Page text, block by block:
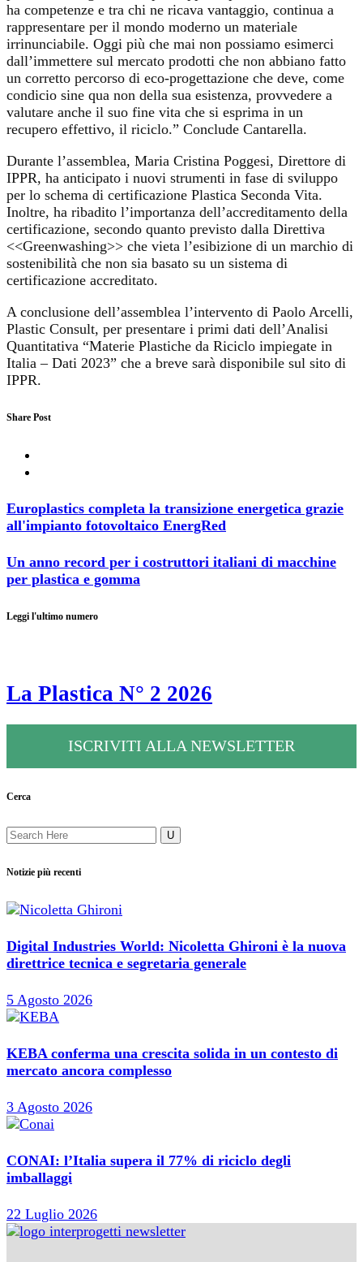
ha competenze e tra chi ne ricava vantaggio, continua a
rappresentare per il mondo moderno un materiale
irrinunciabile. Oggi più che mai non possiamo esimerci
dall’immettere sul mercato prodotti che non abbiano fatto
un corretto percorso di eco-progettazione che deve, come
condicio sine qua non della sua esistenza, provvedere a
valutare anche il suo fine vita che si esprima in un
recupero effettivo, il riciclo.” Conclude Cantarella.
Durante l’assemblea, Maria Cristina Poggesi, Direttore di
IPPR, ha anticipato i nuovi strumenti in fase di sviluppo
per lo schema di certificazione Plastica Seconda Vita.
Inoltre, ha ribadito l’importanza dell’accreditamento della
certificazione, secondo quanto previsto dalla Direttiva
<<Greenwashing>> che vieta l’esibizione di un marchio di
sostenibilità che non sia basato su un sistema di
certificazione accreditato.
A conclusione dell’assemblea l’intervento di Paolo Arcelli,
Plastic Consult, per presentare i primi dati dell’Analisi
Quantitativa “Materie Plastiche da Riciclo impiegate in
Italia – Dati 2023” che a breve sarà disponibile sul sito di
IPPR.
Share Post
Europlastics completa la transizione energetica grazie
all'impianto fotovoltaico EnergRed
Un anno record per i costruttori italiani di macchine
per plastica e gomma
Leggi l'ultimo numero
La Plastica N° 2 2026
ISCRIVITI ALLA NEWSLETTER
Cerca
Notizie più recenti
Digital Industries World: Nicoletta Ghironi è la nuova
direttrice tecnica e segretaria generale
5 Agosto 2026
KEBA conferma una crescita solida in un contesto di
mercato ancora complesso
3 Agosto 2026
CONAI: l’Italia supera il 77% di riciclo degli
imballaggi
22 Luglio 2026